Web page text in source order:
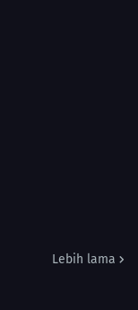
Lebih lama